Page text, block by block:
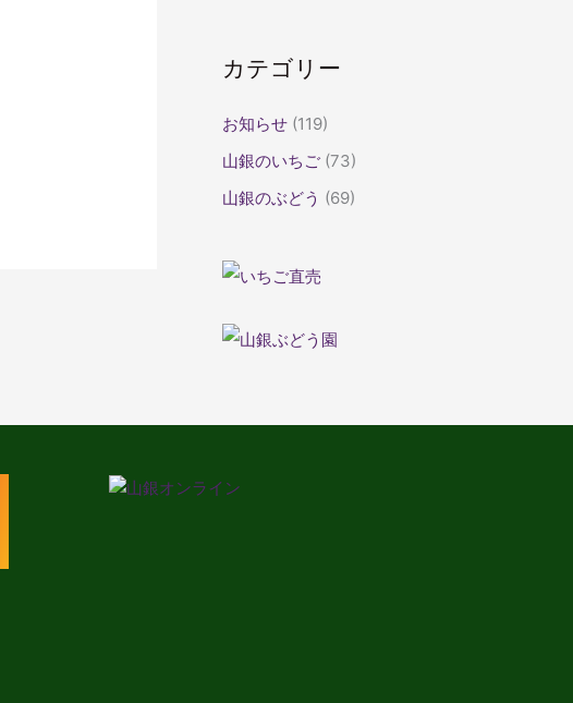
カテゴリー
お知らせ (119)
山銀のいちご (73)
山銀のぶどう (69)